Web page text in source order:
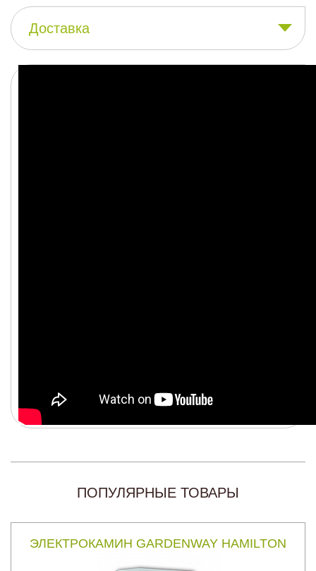
Доставка
ПОПУЛЯРНЫЕ ТОВАРЫ
ЭЛЕКТРОКАМИН GARDENWAY HAMILTON